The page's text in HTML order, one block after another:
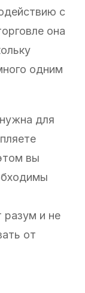
с
она
одним
для
вы
разум и не
от